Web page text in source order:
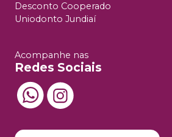
Desconto Cooperado
Uniodonto Jundiaí
Acompanhe nas
Redes Sociais